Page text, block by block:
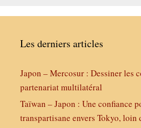
Les derniers articles
Japon – Mercosur : Dessiner les
partenariat multilatéral
Taïwan – Japon : Une confiance
transpartisane envers Tokyo, loin